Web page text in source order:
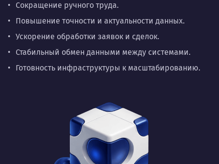
Сокращение ручного труда.
Повышение точности и актуальности данных.
Ускорение обработки заявок и сделок.
Стабильный обмен данными между системами.
Готовность инфраструктуры к масштабированию.